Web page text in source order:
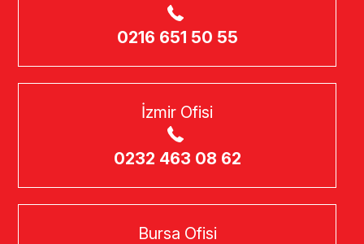
0216 651 50 55
İzmir Ofisi
0232 463 08 62
Bursa Ofisi